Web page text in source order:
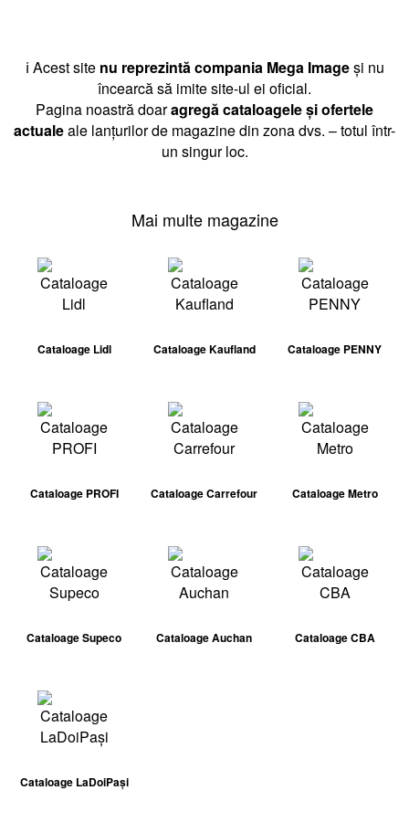
ℹ️ Acest site nu reprezintă compania Mega Imageși nu
încearcă să imite site-ul ei oficial.
Pagina noastră doaragregă cataloagele și ofertele
actualeale lanțurilor de magazine din zona dvs. – totul într-
un singur loc.
Mai multe magazine
Cataloage Lidl Cataloage Kaufland Cataloage PENNY
Cataloage PROFI Cataloage Carrefour Cataloage Metro
Cataloage Supeco Cataloage Auchan Cataloage CBA
Cataloage LaDoiPași